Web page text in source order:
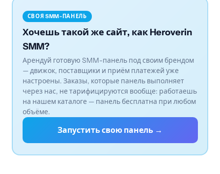
СВОЯ SMM-ПАНЕЛЬ
Хочешь такой же сайт, как Heroverin
SMM?
Арендуй готовую SMM-панель под своим брендом
— движок, поставщики и приём платежей уже
настроены. Заказы, которые панель выполняет
через нас, не тарифицируются вообще: работаешь
на нашем каталоге — панель бесплатна при любом
объёме.
Запустить свою панель →